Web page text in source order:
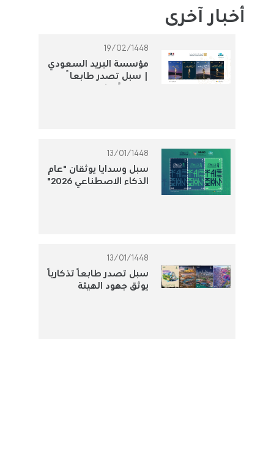
أخبار آخرى
19/02/1448
مؤسسة البريد السعودي
| سبل تصدر طابعاً
تذكارياً لتوثيق الجوائز
13/01/1448
سبل وسدايا يوثقان "عام
الذكاء الاصطناعي 2026"
13/01/1448
سبل تصدر طابعًا تذكاريًا
يوثق جهود الهيئة